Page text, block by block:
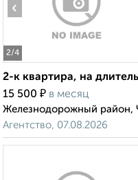
2/4
‹
2-к квартира, на
15 500 ₽ в месяц
Железнодорожный район,
Агентство, 07.08.2026